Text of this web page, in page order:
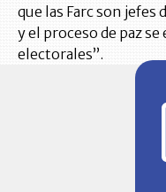
que las Farc son jefes
y el proceso de paz
electorales”.